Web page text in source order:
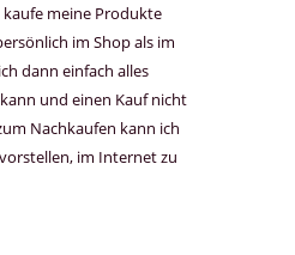
meine Produkte
im Shop als im
dann einfach alles
und einen Kauf nicht
Nachkaufen kann ich
im Internet zu